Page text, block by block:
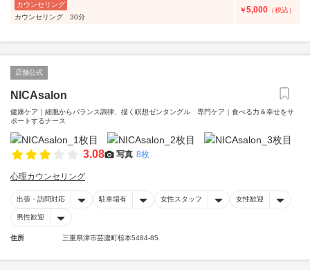
カウンセリング
カウンセリング 30分
￥5,000 （税込）
店舗公式
NICAsalon
健康ケア｜細胞からバランス調律、描く瞑想ゼンタングル 専門ケア｜食べる力＆幸せをサ
ポートするナース
3.08 写真 8枚
心理カウンセリング
出張・訪問対応 駐車場有 女性スタッフ 女性歓迎
男性歓迎
住所 三重県津市芸濃町椋本5484-85